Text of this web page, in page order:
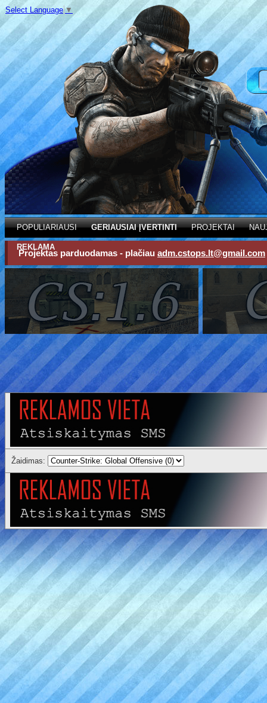
Select Language ▼
POPULIARIAUSI GERIAUSIAI ĮVERTINTI PROJEKTAI
REKLAMA
Projektas parduodamas - plačiau adm.cstops.lt@gmail.com
Žaidimas: